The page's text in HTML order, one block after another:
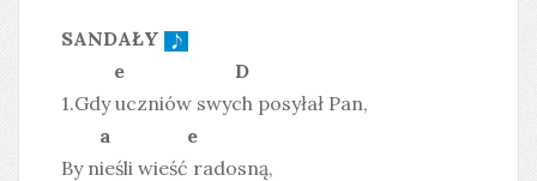
SANDAŁY
e D
1.Gdy uczniów swych posyłał Pan,
a e
By nieśli wieść radosną,